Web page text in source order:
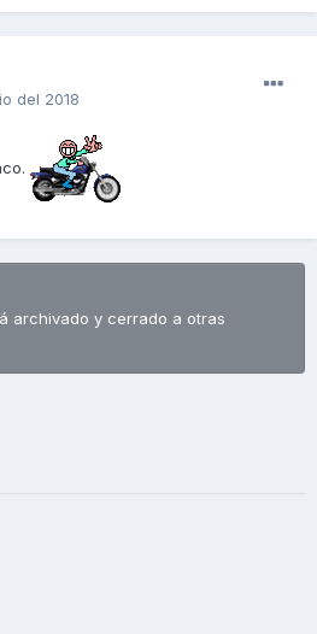
del 2018
archivado y cerrado a otras